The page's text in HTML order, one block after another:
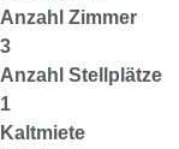
Anzahl Zimmer
3
Anzahl Stellplätze
1
Kaltmiete